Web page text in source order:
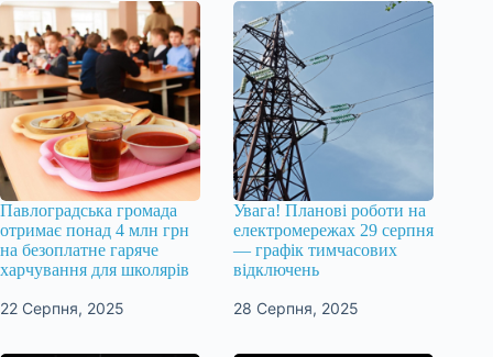
Павлоградська громада
отримає понад 4 млн грн
на безоплатне гаряче
харчування для школярів
22 Серпня, 2025
Увага! Планові роботи на
електромережах 29 серпня
— графік тимчасових
відключень
28 Серпня, 2025